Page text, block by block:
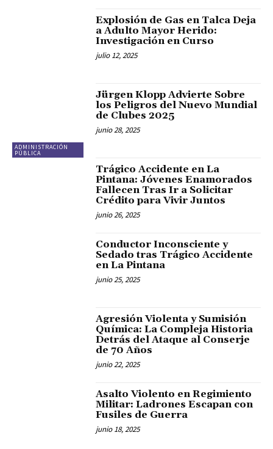
Explosión de Gas en Talca Deja
a Adulto Mayor Herido:
Investigación en Curso
julio 12, 2025
ADMINISTRACIÓN
PÚBLICA
Jürgen Klopp Advierte Sobre
los Peligros del Nuevo Mundial
de Clubes 2025
junio 28, 2025
Trágico Accidente en La
Pintana: Jóvenes Enamorados
Fallecen Tras Ir a Solicitar
Crédito para Vivir Juntos
junio 26, 2025
Conductor Inconsciente y
Sedado tras Trágico Accidente
en La Pintana
junio 25, 2025
Agresión Violenta y Sumisión
Química: La Compleja Historia
Detrás del Ataque al Conserje
de 70 Años
junio 22, 2025
Asalto Violento en Regimiento
Militar: Ladrones Escapan con
Fusiles de Guerra
junio 18, 2025